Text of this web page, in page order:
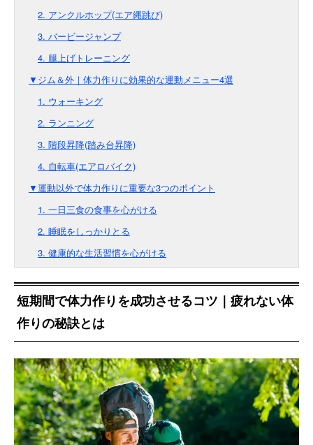
2. アンクルホップ(エア縄跳び)
3. バービージャンプ
4. 腿上げトレーニング
▼ジム＆外｜体力作りに効果的な運動メニュー4選
1. ウォーキング
2. ランニング
3. 階段昇降(踏み台昇降)
4. 自転車(エアロバイク)
▼運動以外で体力作りに重要な3つのポイント
1. 一日三食の食事を心がける
2. 睡眠をしっかりとる
3. 健康的な生活習慣を心がける
短期間で体力作りを成功させるコツ｜疲れない体
作りの秘訣とは